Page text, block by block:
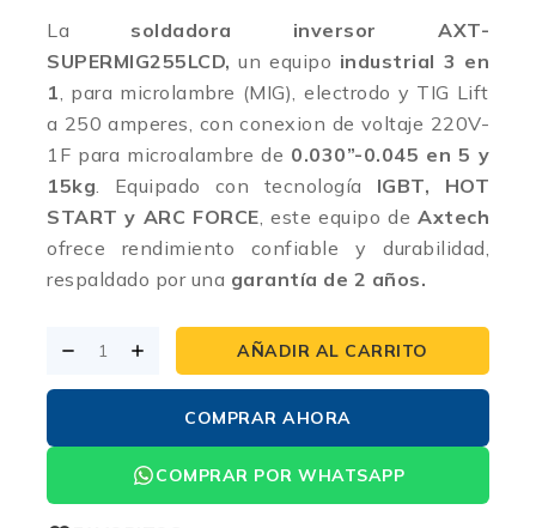
La soldadora inversor AXT-
SUPERMIG255LCD, un equipo industrial 3 en
1, para microlambre (MIG), electrodo y TIG Lift
a 250 amperes, con conexion de voltaje 220V-
1F para microalambre de 0.030”-0.045 en 5 y
15kg. Equipado con tecnología IGBT, HOT
START y ARC FORCE, este equipo deAxtech
ofrece rendimiento confiable y durabilidad,
respaldado por una garantía de 2 años.
AÑADIR AL CARRITO
COMPRAR AHORA
COMPRAR POR WHATSAPP